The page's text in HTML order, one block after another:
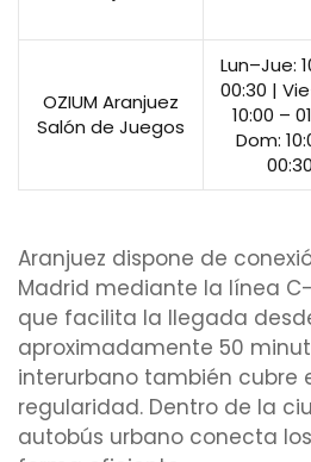
OZIUM Aranjuez
Salón de Juegos
Lun–Jue:
00:30 |
10:00 –
Dom:
00:30
Aranjuez dispone de
Madrid mediante la línea
que facilita la llegada
aproximadamente 50
interurbano también cubre
regularidad. Dentro de la
autobús urbano conecta